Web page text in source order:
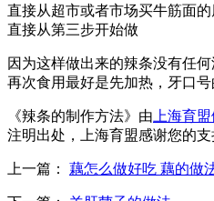
直接从超市或者市场买牛筋面
直接从第三步开始做
因为这样做出来的辣条没有任
再次食用最好是先加热，牙口
《辣条的制作方法》由 上海育
注明出处，上海育盟感谢您的支
上一篇： 藕怎么做好吃 藕的做